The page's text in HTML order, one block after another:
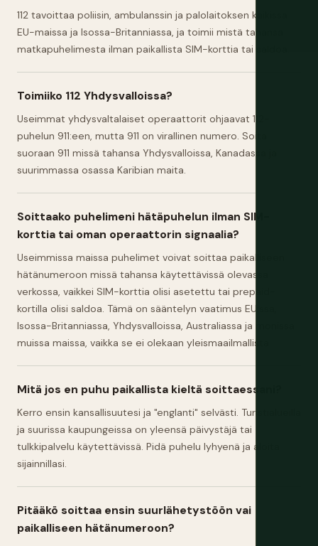
112 tavoittaa poliisin, ambulanssin ja palolaitoksen kaikissa
EU-maissa ja Isossa-Britanniassa, ja toimii mistä tahansa
matkapuhelimesta ilman paikallista SIM-korttia tai saldoa.
Toimiiko 112 Yhdysvalloissa?
Useimmat yhdysvaltalaiset operaattorit ohjaavat 112-
puhelun 911:een, mutta 911 on virallinen numero. Soita
suoraan 911 missä tahansa Yhdysvalloissa, Kanadassa ja
suurimmassa osassa Karibian maita.
Soittaako puhelimeni hätäpuhelun ilman SIM-
korttia tai oman operaattorin signaalia?
Useimmissa maissa puhelimet voivat soittaa paikalliseen
hätänumeroon missä tahansa käytettävissä olevassa
verkossa, vaikkei SIM-korttia olisi asetettu tai prepaid-
kortilla olisi saldoa. Tämä on sääntelyn vaatimus EU:ssa,
Isossa-Britanniassa, Yhdysvalloissa, Australiassa ja monissa
muissa maissa, vaikka se ei olekaan yleismaailmallista.
Mitä jos en puhu paikallista kieltä soittaessani?
Kerro ensin kansallisuutesi ja "englanti" selvästi. Turistialueilla
ja suurissa kaupungeissa on yleensä päivystäjä tai
tulkkipalvelu käytettävissä. Pidä puhelu lyhyenä ja aloita
sijainnillasi.
Pitääkö soittaa ensin suurlähetystöön vai
paikalliseen hätänumeroon?